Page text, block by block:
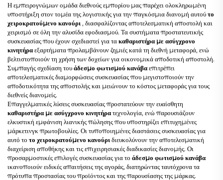
Η εμπειρογνώμων ομάδα διεθνούς εμπορίου μας παρέχει ολοκληρωμένη
υποστήριξη στον τομέα της λογιστικής για την παγκόσμια διανομή αυτούτο
χειροκρατούμενο κανούρι , διασφαλίζοντας αποτελεσματική αποστολή και
χειρισμό σε όλη την αλυσίδα εφοδιασμού. Τα συστήματα προστατευτικής
συσκευασίας που έχουν σχεδιαστεί για τακαθαριστήρα με ασύγχρονο
κινητήραεξαρτήματα προλαμβάνουν ζημιές κατά τη διεθνή μεταφορά, ενώ
βελτιστοποιούν τη χρήση των δοχείων για οικονομικά αποδοτική αποστολή.
Συμπαγής σχεδίαση τουάδεσμο φωτισμού κανάβαεπιτρέπει
αποτελεσματικές διαμορφώσεις συσκευασίας που μεγιστοποιούν την
αποδοτικότητα της αποστολής και μειώνουν το κόστος μεταφοράς για τους
διεθνείς διανομείς.
Επαγγελματικές λύσεις συσκευασίας προστατεύουν την ευαίσθητη
καθαριστήρα με ασύγχρονο κινητήρατεχνολογία, ενώ παρουσιάζουν
ελκυστική εμφάνιση λιανικής πώλησης που υποστηρίζει επιτυχημένες
μάρκετινγκ πρωτοβουλίες. Οι τυποποιημένες διαστάσεις συσκευασίας για
αυτό το το χειροκρατούμενο κανούρι διευκολύνουν την αποτελεσματική
διαχείριση αποθήκης και τις επιχειρησιακές διαδικασίες διανομής. Οι
προσαρμοστικές επιλογές συσκευασίας για το άδεσμο φωτισμού κανάβα
ικανοποιούν ειδικές απαιτήσεις της αγοράς, διατηρώντας ταυτόχρονα τα
πρότυπα προστασίας του προϊόντος και της παρουσίασης της μάρκας.